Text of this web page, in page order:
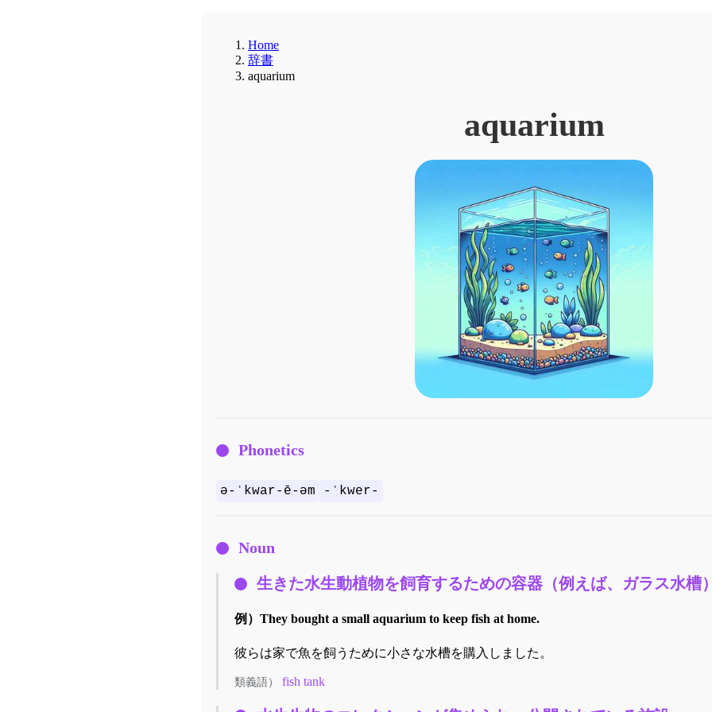
Home
辞書
aquarium
aquarium
Phonetics
ə-ˈkwar-ē-əm -ˈkwer-
Noun
生きた水生動植物を飼育するための容器（例えば、ガラス水槽
例） They bought a small aquarium to keep fish at home.
彼らは家で魚を飼うために小さな水槽を購入しました。
類義語） fish tank